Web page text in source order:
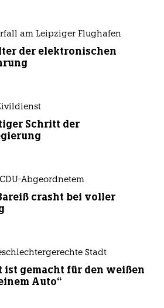
am Leipziger Flughafen
der elektronischen
Schritt der
Abgeordnetem
crasht bei voller
Stadt
ist gemacht für den weißen
Auto“